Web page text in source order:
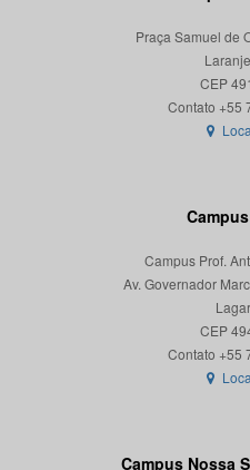
Praça Samuel de
CEP
Campus Prof.
Av. Governador
CEP
Campus Nossa